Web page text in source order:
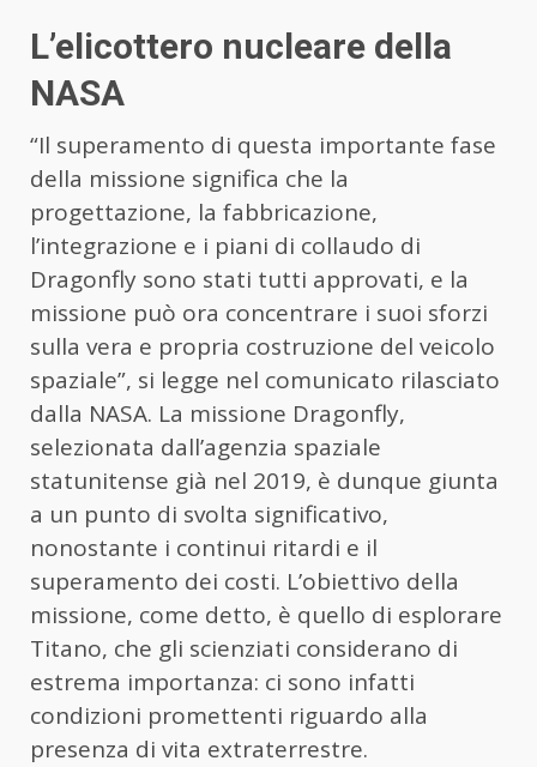
L’elicottero nucleare della
NASA
“Il superamento di questa importante fase
della missione significa che la
progettazione, la fabbricazione,
l’integrazione e i piani di collaudo di
Dragonfly sono stati tutti approvati, e la
missione può ora concentrare i suoi sforzi
sulla vera e propria costruzione del veicolo
spaziale”, si legge nel comunicato rilasciato
dalla NASA. La missione Dragonfly,
selezionata dall’agenzia spaziale
statunitense già nel 2019, è dunque giunta
a un punto di svolta significativo,
nonostante i continui ritardi e il
superamento dei costi. L’obiettivo della
missione, come detto, è quello di esplorare
Titano, che gli scienziati considerano di
estrema importanza: ci sono infatti
condizioni promettenti riguardo alla
presenza di vita extraterrestre.